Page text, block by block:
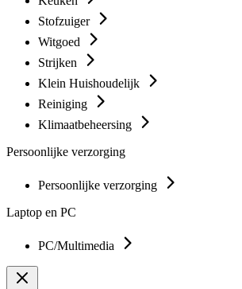
Stofzuiger
Witgoed
Strijken
Klein Huishoudelijk
Reiniging
Klimaatbeheersing
Persoonlijke verzorging
Persoonlijke verzorging
Laptop en PC
PC/Multimedia